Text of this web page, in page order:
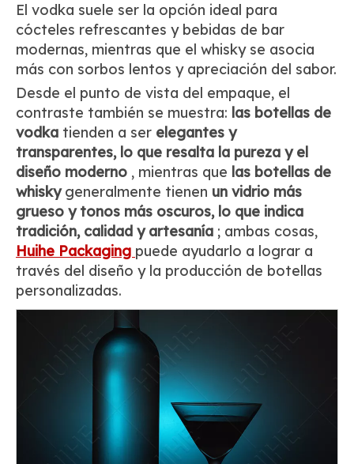
El vodka suele ser la opción ideal para
cócteles refrescantes y bebidas de bar
modernas, mientras que el whisky se asocia
más con sorbos lentos y apreciación del sabor.
Desde el punto de vista del empaque, el
contraste también se muestra: las botellas de
vodka tienden a ser elegantes y
transparentes, lo que resalta la pureza y el
diseño moderno , mientras que las botellas de
whiskygeneralmente tienen un vidrio más
grueso y tonos más oscuros, lo que indica
tradición, calidad y artesanía ; ambas cosas,
Huihe Packaging puede ayudarlo a lograr a
través del diseño y la producción de botellas
personalizadas.